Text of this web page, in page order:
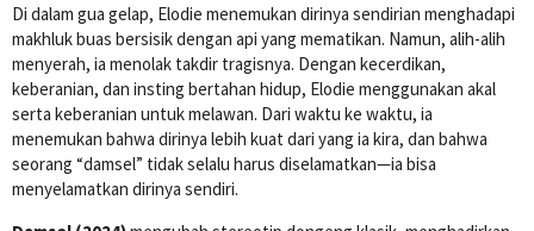
Di dalam gua gelap, Elodie menemukan dirinya sendirian menghadapi
makhluk buas bersisik dengan api yang mematikan. Namun, alih-alih
menyerah, ia menolak takdir tragisnya. Dengan kecerdikan,
keberanian, dan insting bertahan hidup, Elodie menggunakan akal
serta keberanian untuk melawan. Dari waktu ke waktu, ia
menemukan bahwa dirinya lebih kuat dari yang ia kira, dan bahwa
seorang “damsel” tidak selalu harus diselamatkan—ia bisa
menyelamatkan dirinya sendiri.